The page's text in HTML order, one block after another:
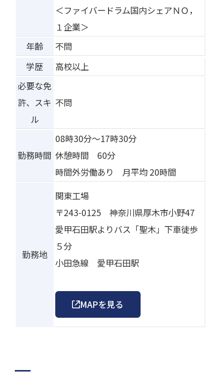
＜ファイバードラム国内シェアＮＯ，
１企業＞
年齢
不問
学歴
高校以上
必要な免
許、スキ
ル
不問
勤務時間
08時30分～17時30分
休憩時間 60分
時間外労働あり 月平均 20時間
勤務地
関東工場
〒243-0125 神奈川県厚木市小野47
愛甲石田駅よりバス「聖木」下車徒歩
５分
小田急線 愛甲石田駅
MAPを見る